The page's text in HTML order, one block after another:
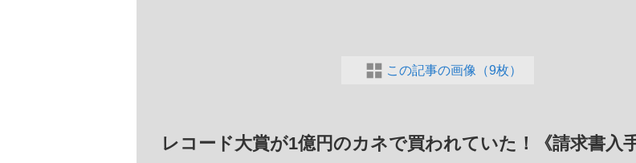
この記事の画像（9枚）
レコード大賞が1億円のカネで買われていた！《請求書入